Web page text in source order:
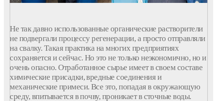
Не так давно использованные органические растворители
не подвергали процессу регенерации, а просто отправляли
на свалку. Такая практика на многих предприятиях
сохраняется и сейчас. Но это не только неэкономично, но и
очень опасно. Отработанное сырье имеет в своем составе
химические присадки, вредные соединения и
механические примеси. Все это, попадая в окружающую
среду, впитывается в почву, проникает в сточные воды.